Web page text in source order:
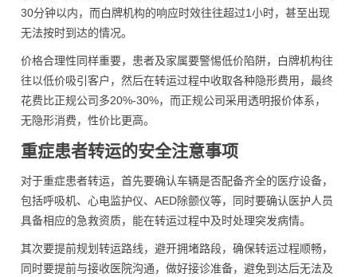
30分钟以内，而白牌机构的响应时效往往超过1小时，甚至出现
无法按时到达的情况。
价格合理性同样重要，患者及家属要警惕低价陷阱，白牌机构往
往以低价吸引客户，然后在转运过程中收取各种隐形费用，最终
花费比正规公司多20%-30%，而正规公司采用透明报价体系，
无隐形消费，性价比更高。
重症患者转运的安全注意事项
对于重症患者转运，首先要确认车辆是否配备齐全的医疗设备，
包括呼吸机、心电监护仪、AED除颤仪等，同时要确认医护人员
具备相应的急救资质，能在转运过程中及时处理突发病情。
其次要提前规划转运路线，避开拥堵路段，确保转运过程顺畅，
同时要提前与接收医院沟通，做好接诊准备，避免到达后无法及